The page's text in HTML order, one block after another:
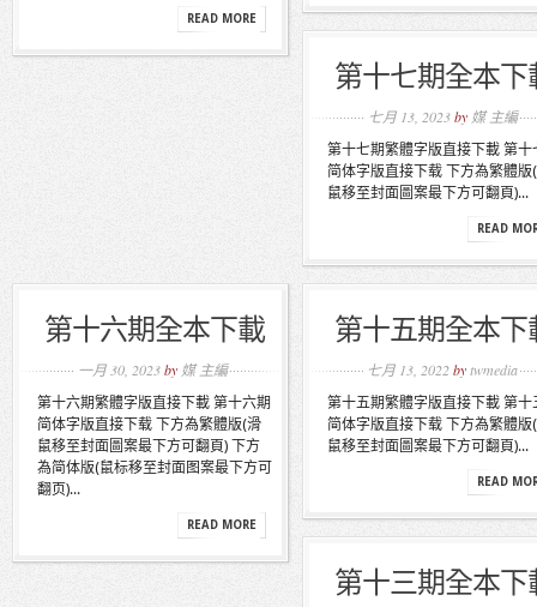
READ MORE
第十七期全本下
七月 13, 2023by 媒 主編
第十七期繁體字版直接下載 第十
简体字版直接下载 下方為繁體版
鼠移至封面圖案最下方可翻頁)...
READ
第十六期全本下載
一月 30, 2023by 媒 主編
第十六期繁體字版直接下載 第十六期
简体字版直接下载 下方為繁體版(滑
鼠移至封面圖案最下方可翻頁) 下方
為简体版(鼠标移至封面图案最下方可
翻页)...
READ MORE
第十五期全本下
七月 13, 2022bytwmedia
第十五期繁體字版直接下載 第十
简体字版直接下载 下方為繁體版
鼠移至封面圖案最下方可翻頁)...
READ
第十三期全本下